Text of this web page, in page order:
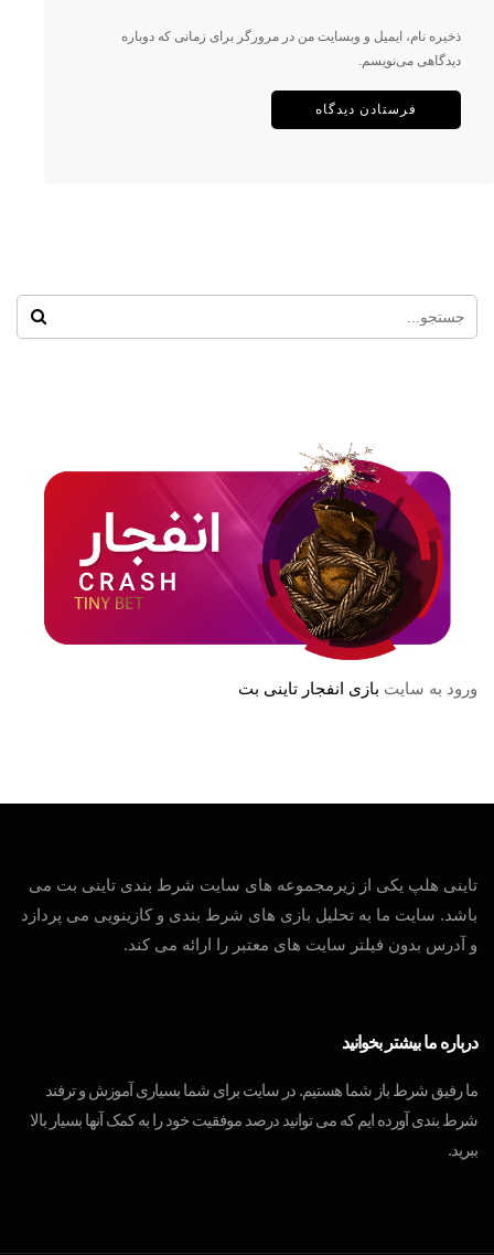
ذخیره نام، ایمیل و وبسایت من در مرورگر برای زمانی که دوباره
دیدگاهی می‌نویسم.
ورود به سایت بازی انفجار تاینی بت
تاینی هلپ یکی از زیرمجموعه های سایت شرط بندی تاینی بت می
باشد. سایت ما به تحلیل بازی های شرط بندی و کازینویی می پردازد
و آدرس بدون فیلتر سایت های معتبر را ارائه می کند.
درباره ما بیشتر بخوانید
ما رفیق شرط باز شما هستیم. در سایت برای شما بسیاری آموزش و ترفند
شرط بندی آورده ایم که می توانید درصد موفقیت خود را به کمک آنها بسیار بالا
ببرید.